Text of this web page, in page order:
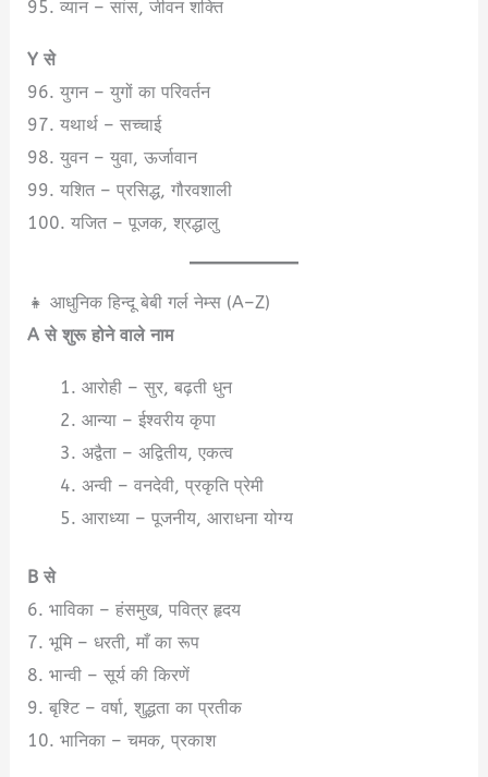
95. व्यान – सांस, जीवन शक्ति
Y से
96. युगन – युगों का परिवर्तन
97. यथार्थ – सच्चाई
98. युवन – युवा, ऊर्जावान
99. यशित – प्रसिद्ध, गौरवशाली
100. यजित – पूजक, श्रद्धालु
👧 आधुनिक हिन्दू बेबी गर्ल नेम्स (A–Z)
A से शुरू होने वाले नाम
आरोही – सुर, बढ़ती धुन
आन्या – ईश्वरीय कृपा
अद्वैता – अद्वितीय, एकत्व
अन्वी – वनदेवी, प्रकृति प्रेमी
आराध्या – पूजनीय, आराधना योग्य
B से
6. भाविका – हंसमुख, पवित्र हृदय
7. भूमि – धरती, माँ का रूप
8. भान्वी – सूर्य की किरणें
9. बृश्टि – वर्षा, शुद्धता का प्रतीक
10. भानिका – चमक, प्रकाश